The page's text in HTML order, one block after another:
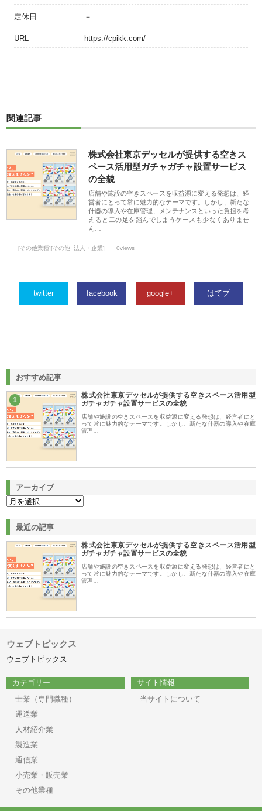
定休日 －
URL https://cpikk.com/
関連記事
株式会社東京デッセルが提供する空きス
ペース活用型ガチャガチャ設置サービス
の全貌
店舗や施設の空きスペースを収益源に変える発想は、経
営者にとって常に魅力的なテーマです。しかし、新たな
什器の導入や在庫管理、メンテナンスといった負担を考
えると二の足を踏んでしまうケースも少なくありませ
ん…
[その他業種][その他_法人・企業] 0views
twitter facebook google+ はてブ
おすすめ記事
1
株式会社東京デッセルが提供する空きスペース活用型
ガチャガチャ設置サービスの全貌
店舗や施設の空きスペースを収益源に変える発想は、経営者にと
って常に魅力的なテーマです。しかし、新たな什器の導入や在庫
管理…
アーカイブ
最近の記事
株式会社東京デッセルが提供する空きスペース活用型
ガチャガチャ設置サービスの全貌
店舗や施設の空きスペースを収益源に変える発想は、経営者にと
って常に魅力的なテーマです。しかし、新たな什器の導入や在庫
管理…
ウェブトピックス
ウェブトピックス
カテゴリー
士業（専門職種）
運送業
人材紹介業
製造業
通信業
小売業・販売業
その他業種
サイト情報
当サイトについて